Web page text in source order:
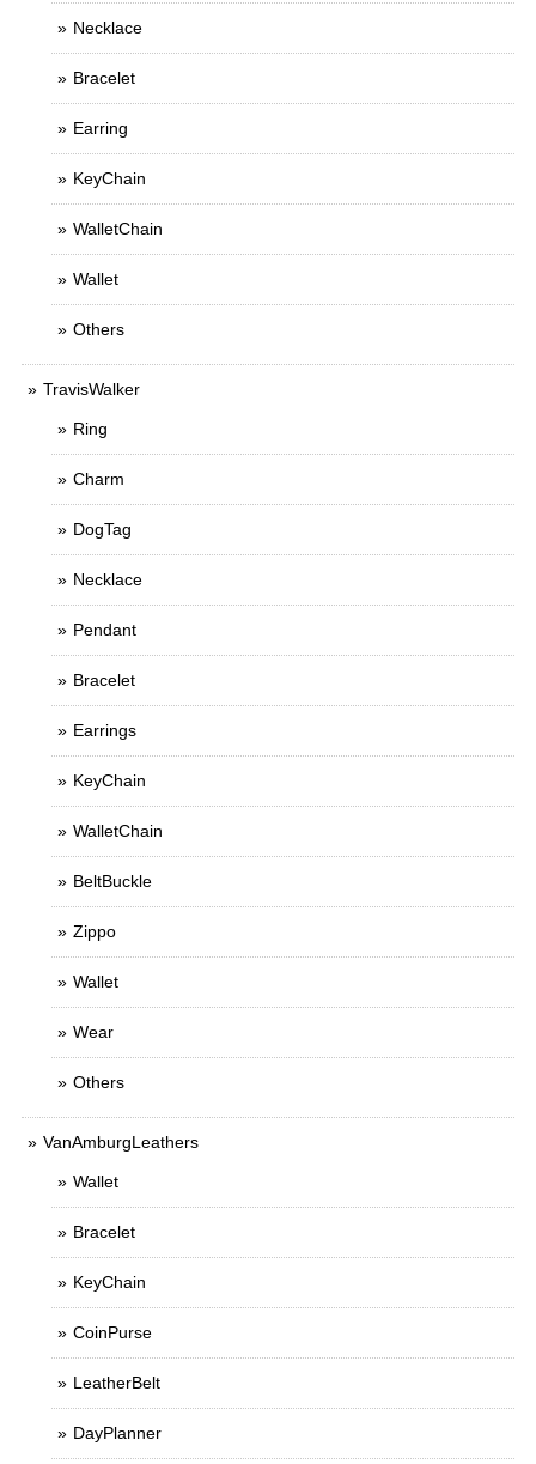
Necklace
Bracelet
Earring
KeyChain
WalletChain
Wallet
Others
TravisWalker
Ring
Charm
DogTag
Necklace
Pendant
Bracelet
Earrings
KeyChain
WalletChain
BeltBuckle
Zippo
Wallet
Wear
Others
VanAmburgLeathers
Wallet
Bracelet
KeyChain
CoinPurse
LeatherBelt
DayPlanner